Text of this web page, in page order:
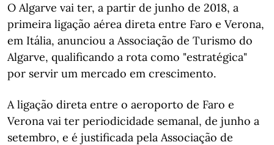
O Algarve vai ter, a partir de junho de 2018, a
primeira ligação aérea direta entre Faro e Verona,
em Itália, anunciou a Associação de Turismo do
Algarve, qualificando a rota como "estratégica"
por servir um mercado em crescimento.
A ligação direta entre o aeroporto de Faro e
Verona vai ter periodicidade semanal, de junho a
setembro, e é justificada pela Associação de